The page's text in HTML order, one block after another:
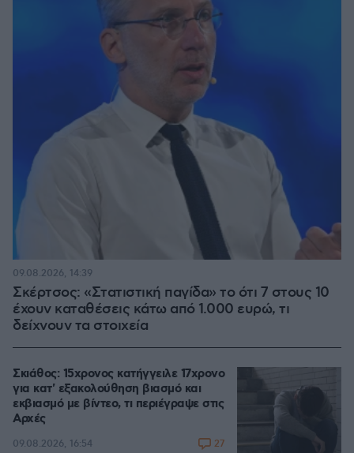
Σκέρτσος: «Στατιστική παγίδα» το ότι 7 στους 10
έχουν καταθέσεις κάτω από 1.000 ευρώ, τι
δείχνουν τα στοιχεία
09.08.2026, 14:39
Σκιάθος: 15χρονος κατήγγειλε 17χρονο
για κατ' εξακολούθηση βιασμό και
εκβιασμό με βίντεο, τι περιέγραψε στις
Αρχές
09.08.2026, 16:54 27